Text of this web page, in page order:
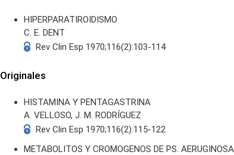
HIPERPARATIROIDISMO
C. E. DENT
Rev Clin Esp 1970;116(2):103-114
Originales
HISTAMINA Y PENTAGASTRINA
A. VELLOSO, J. M. RODRÍGUEZ
Rev Clin Esp 1970;116(2):115-122
METABOLITOS Y CROMOGENOS DE PS. AERUGINOSA